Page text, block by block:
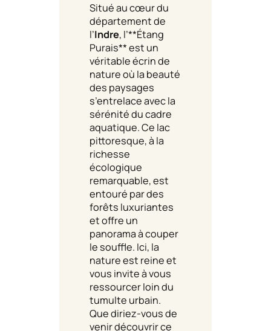
Situé au cœur du
département de
l’Indre, l’**Étang
Purais** est un
véritable écrin de
nature où la beauté
des paysages
s’entrelace avec la
sérénité du cadre
aquatique. Ce lac
pittoresque, à la
richesse
écologique
remarquable, est
entouré par des
forêts luxuriantes
et offre un
panorama à couper
le souffle. Ici, la
nature est reine et
vous invite à vous
ressourcer loin du
tumulte urbain.
Que diriez-vous de
venir découvrir ce